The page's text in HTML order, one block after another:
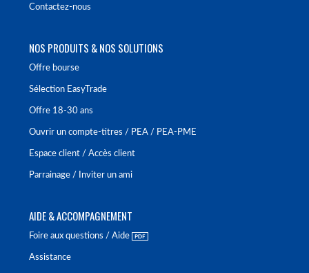
Contactez-nous
NOS PRODUITS & NOS SOLUTIONS
Offre bourse
Sélection EasyTrade
Offre 18-30 ans
Ouvrir un compte-titres / PEA / PEA-PME
Espace client / Accès client
Parrainage / Inviter un ami
AIDE & ACCOMPAGNEMENT
Foire aux questions / Aide
Assistance